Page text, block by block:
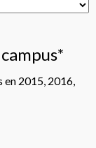
*
en 2015, 2016,